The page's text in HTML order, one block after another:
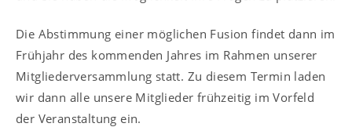
Die Abstimmung einer möglichen Fusion findet dann im
Frühjahr des kommenden Jahres im Rahmen unserer
Mitgliederversammlung statt. Zu diesem Termin laden
wir dann alle unsere Mitglieder frühzeitig im Vorfeld
der Veranstaltung ein.